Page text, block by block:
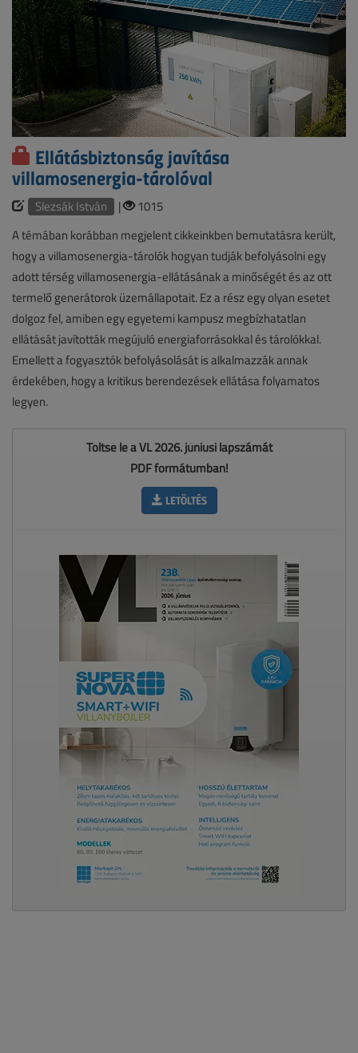
Ellátásbiztonság javítása
villamosenergia-tárolóval
Slezsák István |
1015
A témában korábban megjelent cikkeinkben bemutatásra került,
hogy a villamosenergia-tárolók hogyan tudják befolyásolni egy
adott térség villamosenergia-ellátásának a minőségét és az ott
termelő generátorok üzemállapotait. Ez a rész egy olyan esetet
dolgoz fel, amiben egy egyetemi kampusz megbízhatatlan
ellátását javították megújuló energiaforrásokkal és tárolókkal.
Emellett a fogyasztók befolyásolását is alkalmazzák annak
érdekében, hogy a kritikus berendezések ellátása folyamatos
legyen.
Töltse le a VL 2026. júniusi lapszámát
PDF formátumban!
LETÖLTÉS